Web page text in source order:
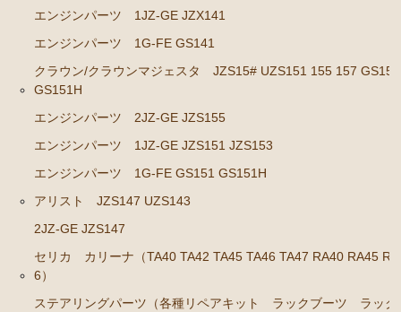
エンジンパーツ 1JZ-GE JZX141
エンジンパーツ 1G-FE GS141
クラウン/クラウンマジェスタ JZS15# UZS151 155 157 GS151
GS151H
エンジンパーツ 2JZ-GE JZS155
エンジンパーツ 1JZ-GE JZS151 JZS153
エンジンパーツ 1G-FE GS151 GS151H
アリスト JZS147 UZS143
2JZ-GE JZS147
セリカ カリーナ（TA40 TA42 TA45 TA46 TA47 RA40 RA45
6）
ステアリングパーツ（各種リペアキット ラックブーツ ラック